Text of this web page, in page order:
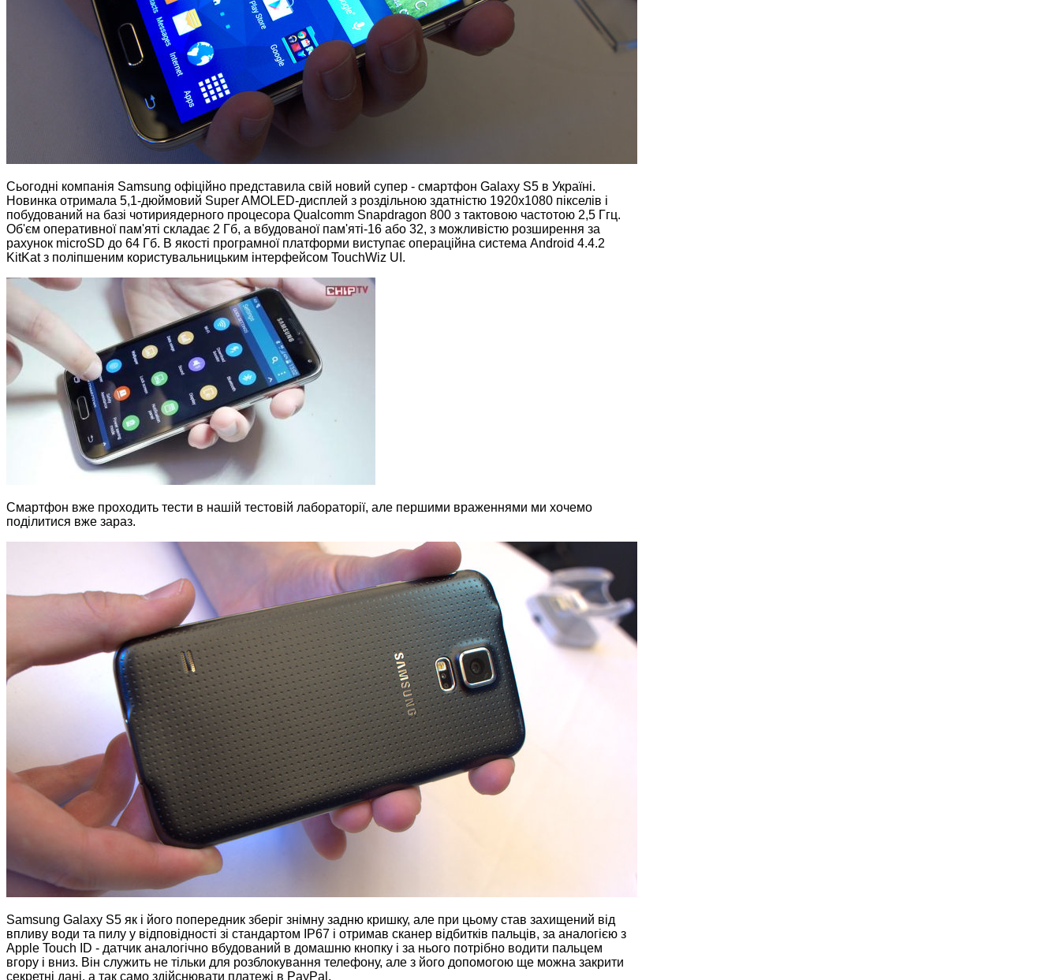
Сьогодні компанія Samsung офіційно представила свій новий супер - смартфон Galaxy S5 в Україні.
Новинка отримала 5,1-дюймовий Super AMOLED-дисплей з роздільною здатністю 1920х1080 пікселів і
побудований на базі чотириядерного процесора Qualcomm Snapdragon 800 з тактовою частотою 2,5 Ггц.
Об'єм оперативної пам'яті складає 2 Гб, а вбудованої пам'яті-16 або 32, з можливістю розширення за
рахунок microSD до 64 Гб. В якості програмної платформи виступає операційна система Android 4.4.2
KitKat з поліпшеним користувальницьким інтерфейсом TouchWiz UI.
Смартфон вже проходить тести в нашій тестовій лабораторії, але першими враженнями ми хочемо
поділитися вже зараз.
Samsung Galaxy S5 як і його попередник зберіг знімну задню кришку, але при цьому став захищений від
впливу води та пилу у відповідності зі стандартом IP67 і отримав сканер відбитків пальців, за аналогією з
Apple Touch ID - датчик аналогічно вбудований в домашню кнопку і за нього потрібно водити пальцем
вгору і вниз. Він служить не тільки для розблокування телефону, але з його допомогою ще можна закрити
секретні дані, а так само здійснювати платежі в PayPal.